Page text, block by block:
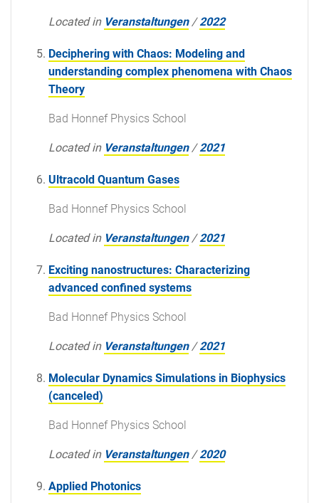
Located in Veranstaltungen /2022
Deciphering with Chaos: Modeling and
understanding complex phenomena with Chaos
Theory
Bad Honnef Physics School
Located in Veranstaltungen /2021
Ultracold Quantum Gases
Bad Honnef Physics School
Located in Veranstaltungen /2021
Exciting nanostructures: Characterizing
advanced confined systems
Bad Honnef Physics School
Located in Veranstaltungen /2021
Molecular Dynamics Simulations in Biophysics
(canceled)
Bad Honnef Physics School
Located in Veranstaltungen /2020
Applied Photonics